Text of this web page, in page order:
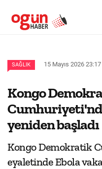
SAĞLIK 15 Mayıs 2026 23:17
Kongo
yeniden başladı
Kongo Demokratik
eyaletinde Ebola